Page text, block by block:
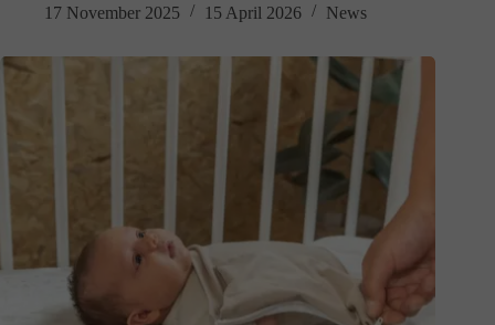
17 November 2025
15 April 2026 News